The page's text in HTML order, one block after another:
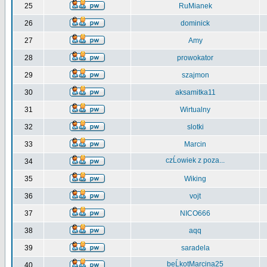
25 RuMianek
26 dominick
27 Amy
28 prowokator
29 szajmon
30 aksamitka11
31 Wirtualny
32 slotki
33 Marcin
34 czĹowiek z poza...
35 Wiking
36 vojt
37 NICO666
38 aqq
39 saradela
40 beĹkotMarcina25